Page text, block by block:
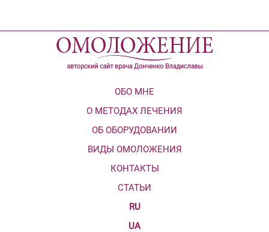
ОБО МНЕ
О МЕТОДАХ ЛЕЧЕНИЯ
ОБ ОБОРУДОВАНИИ
ВИДЫ ОМОЛОЖЕНИЯ
КОНТАКТЫ
СТАТЬИ
RU
UA